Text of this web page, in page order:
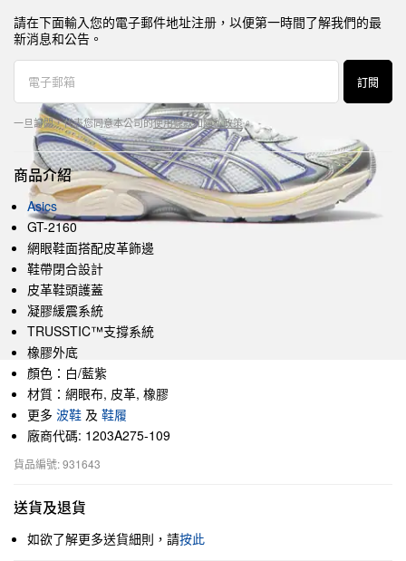
請在下面輸入您的電子郵件地址注册，以便第一時間了解我們的最
新消息和公告。
訂閱
一旦訂閱，代表您同意本公司的使用條款和隱私政策。
商品介紹
Asics
GT-2160
網眼鞋面搭配皮革飾邊
鞋帶閉合設計
皮革鞋頭護蓋
凝膠緩震系統
TRUSSTIC™支撐系統
橡膠外底
顏色：白/藍紫
材質：網眼布, 皮革, 橡膠
更多 波鞋 及 鞋履
廠商代碼: 1203A275-109
貨品編號: 931643
送貨及退貨
如欲了解更多送貨細則，請按此